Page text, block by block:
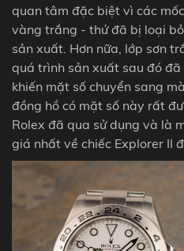
quan tâm đặc biệt vì các
vàng trắng - thứ đã bị loại
sản xuất. Hơn nữa, lớp sơn
quá trình sản xuất sau đó
khiến mặt số chuyển sang
đồng hồ có mặt số này rất
Rolex đã qua sử dụng và là
giá nhất về chiếc Explorer II